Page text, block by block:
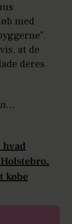
med
at de
deres
købe